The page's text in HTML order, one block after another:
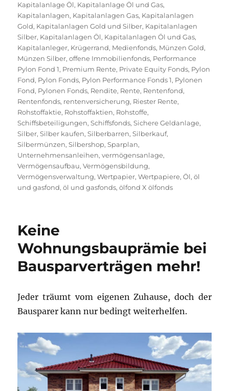
Kapitalanlage Öl, Kapitalanlage Öl und Gas,
Kapitalanlagen, Kapitalanlagen Gas, Kapitalanlagen
Gold, Kapitalanlagen Gold und Silber, Kapitalanlagen
Silber, Kapitalanlagen Öl, Kapitalanlagen Öl und Gas,
Kapitalanleger, Krügerrand, Medienfonds, Münzen Gold,
Münzen Silber,offene Immobilienfonds, Performance
Pylon Fond 1, Premium Rente, Private Equity Fonds, Pylon
Fond, Pylon Fonds, Pylon Performance Fonds 1, Pylonen
Fond, Pylonen Fonds, Rendite, Rente, Rentenfond,
Rentenfonds, rentenversicherung, Riester Rente,
Rohstoffaktie, Rohstoffaktien, Rohstoffe,
Schiffsbeteiligungen,Schiffsfonds,Sichere Geldanlage,
Silber,Silber kaufen,Silberbarren,Silberkauf,
Silbermünzen,Silbershop,Sparplan,
Unternehmensanleihen,vermögensanlage,
Vermögensaufbau,Vermögensbildung,
Vermögensverwaltung,Wertpapier,Wertpapiere,Öl,öl
und gasfond,öl und gasfonds,ölfond X ölfonds
Keine
Wohnungsbauprämie bei
Bausparverträgen mehr!
Jeder träumt vom eigenen Zuhause, doch der
Bausparer kann nur bedingt weiterhelfen.